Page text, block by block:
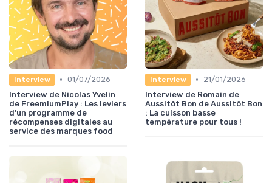
Interview • 01/07/2026
Interview de Nicolas Yvelin
de FreemiumPlay : Les leviers
d’un programme de
récompenses digitales au
service des marques food
Interview •
21/01/2026
Interview de Romain de
Aussitôt Bon de Aussitôt Bon
: La cuisson basse
température pour tous !